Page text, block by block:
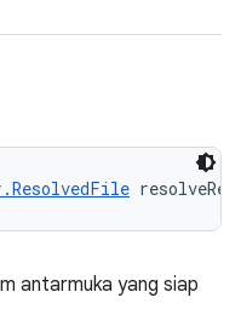
antarmuka yang siap